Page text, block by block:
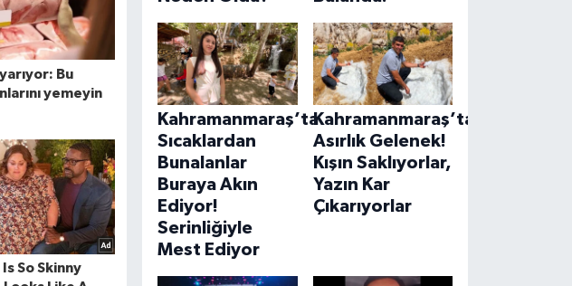
Kahramanmaraş’ta
Sıcaklardan
Bunalanlar
Buraya Akın
Ediyor!
Serinliğiyle
Mest Ediyor
Kahramanmaraş’ta
Asırlık Gelenek!
Kışın Saklıyorlar,
Yazın Kar
Çıkarıyorlar